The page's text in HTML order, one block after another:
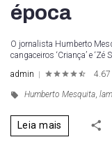
época
O jornalista Humberto
cangaceiros ‘Criança’ e ‘Zé
admin
4.67
Humberto Mesquita,
Leia mais